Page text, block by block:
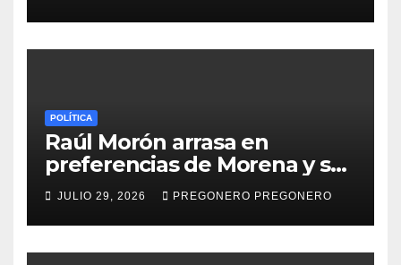
POLÍTICA
Raúl Morón arrasa en
preferencias de Morena y se
perfila hacia la gubernatura
de Michoacán en 2027
JULIO 29, 2026 PREGONERO PREGONERO